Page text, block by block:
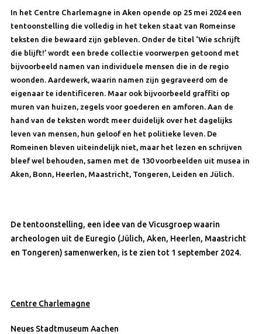
In het Centre Charlemagne in Aken opende op 25 mei 2024 een
tentoonstelling die volledig in het teken staat van Romeinse
teksten die bewaard zijn gebleven. Onder de titel ‘Wie schrijft
die blijft!’ wordt een brede collectie voorwerpen getoond met
bijvoorbeeld namen van individuele mensen die in de regio
woonden. Aardewerk, waarin namen zijn gegraveerd om de
eigenaar te identificeren. Maar ook ​​bijvoorbeeld graffiti op
muren van huizen, zegels voor goederen en amforen. Aan de
hand van de teksten wordt meer duidelijk over het dagelijks
leven van mensen, hun geloof en het politieke leven. De
Romeinen bleven uiteindelijk niet, maar het lezen en schrijven
bleef wel behouden, samen met de 130 voorbeelden uit musea in
Aken, Bonn, Heerlen, Maastricht, Tongeren, Leiden en Jülich.
De tentoonstelling, een idee van de Vicusgroep waarin
archeologen uit de Euregio (Jülich, Aken, Heerlen, Maastricht
en Tongeren) samenwerken, is te zien tot 1 september 2024.
Centre Charlemagne
Neues Stadtmuseum Aachen